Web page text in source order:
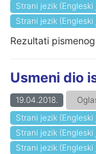
Strani jezik (Engleski
Strani jezik (Engleski
Rezultati
Usmeni dio
19.04.2018.
Strani jezik (Engleski
Strani jezik
Strani jezik